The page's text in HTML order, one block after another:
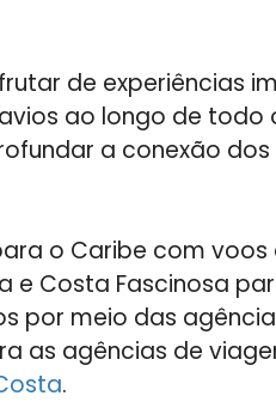
de experiências
ao longo de todo
a conexão
o Caribe com
e Costa Fascinosa
por meio das
as agências de
.